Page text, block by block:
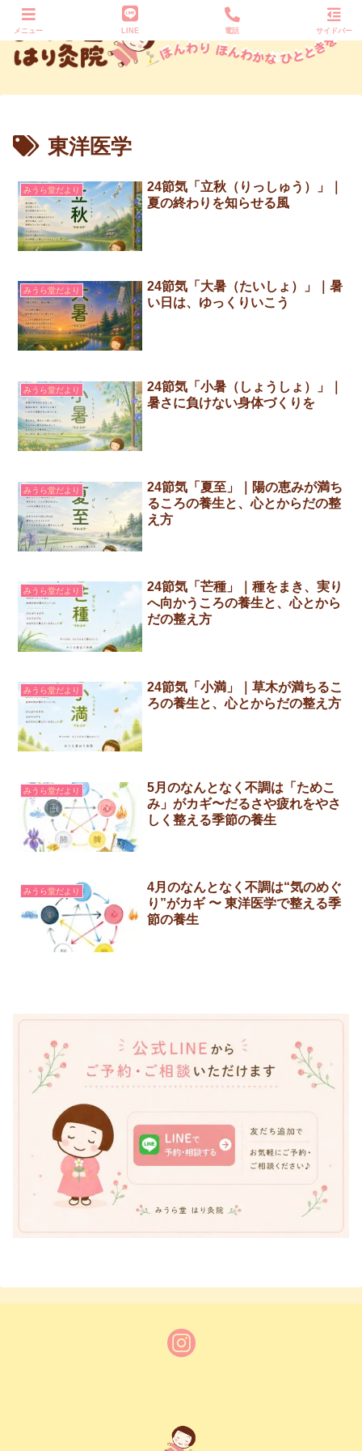
東洋医学
みうら堂だより
24節気「立秋（りっしゅう）」｜
夏の終わりを知らせる風
みうら堂だより
24節気「大暑（たいしょ）」｜暑
い日は、ゆっくりいこう
みうら堂だより
24節気「小暑（しょうしょ）」｜
暑さに負けない身体づくりを
みうら堂だより
24節気「夏至」｜陽の恵みが満ち
るころの養生と、心とからだの整
え方
みうら堂だより
24節気「芒種」｜種をまき、実り
へ向かうころの養生と、心とから
だの整え方
みうら堂だより
24節気「小満」｜草木が満ちるこ
ろの養生と、心とからだの整え方
みうら堂だより
5月のなんとなく不調は「ためこ
み」がカギ〜だるさや疲れをやさ
しく整える季節の養生
みうら堂だより
4月のなんとなく不調は“気のめぐ
り”がカギ 〜 東洋医学で整える季
節の養生
メニュー LINE 電話 サイドバー